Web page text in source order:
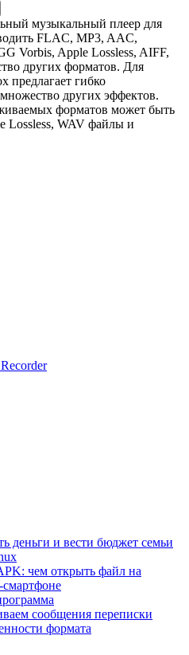
музыкальный плеер для
FLAC, MP3, AAC,
Vorbis, Apple Lossless, AIFF,
других форматов. Для
предлагает гибко
других эффектов.
форматов может быть
Lossless, WAV файлы и
деньги и вести бюджет семьи
чем открыть файл на
сообщения переписки
формата